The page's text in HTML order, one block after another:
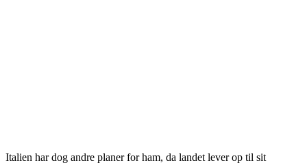
Italien har dog andre planer for ham, da landet lever op til sit